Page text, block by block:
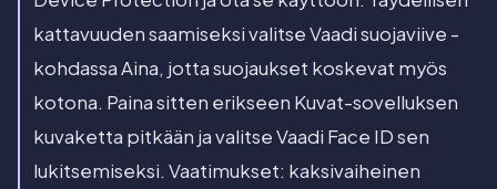
kattavuuden saamiseksi valitse Vaadi suojaviive -
kohdassa Aina, jotta suojaukset koskevat myös
kotona. Paina sitten erikseen Kuvat-sovelluksen
kuvaketta pitkään ja valitse Vaadi Face ID sen
lukitsemiseksi. Vaatimukset: kaksivaiheinen